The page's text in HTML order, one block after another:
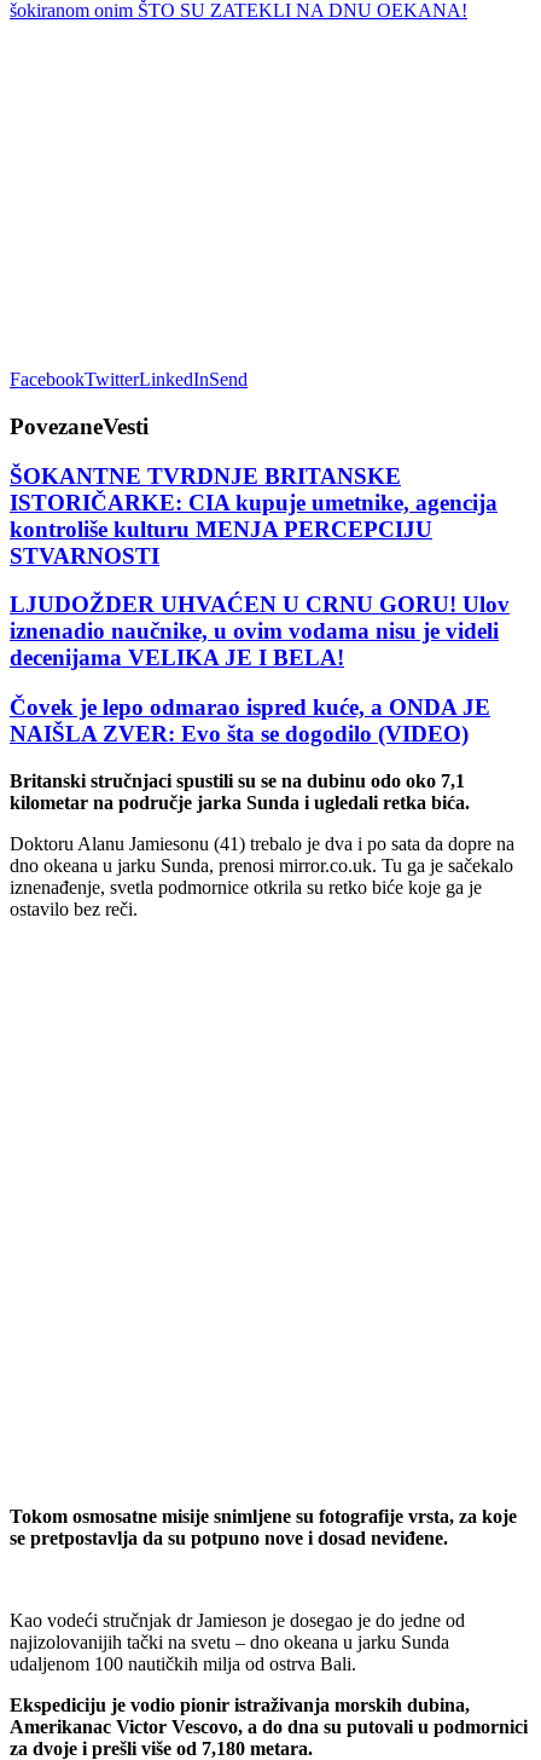
FacebookTwitterLinkedInSend
PovezaneVesti
ŠOKANTNE TVRDNJE BRITANSKE
ISTORIČARKE: CIA kupuje umetnike, agencija
kontroliše kulturu MENJA PERCEPCIJU
STVARNOSTI
LJUDOŽDER UHVAĆEN U CRNU GORU! Ulov
iznenadio naučnike, u ovim vodama nisu je videli
decenijama VELIKA JE I BELA!
Čovek je lepo odmarao ispred kuće, a ONDA JE
NAIŠLA ZVER: Evo šta se dogodilo (VIDEO)
Britanski stručnjaci spustili su se na dubinu odo oko 7,1
kilometar na područje jarka Sunda i ugledali retka bića.
Doktoru Alanu Jamiesonu (41) trebalo je dva i po sata da dopre na
dno okeana u jarku Sunda, prenosi mirror.co.uk. Tu ga je sačekalo
iznenađenje, svetla podmornice otkrila su retko biće koje ga je
ostavilo bez reči.
Tokom osmosatne misije snimljene su fotografije vrsta, za koje
se pretpostavlja da su potpuno nove i dosad neviđene.
Kao vodeći stručnjak dr Jamieson je dosegao je do jedne od
najizolovanijih tački na svetu – dno okeana u jarku Sunda
udaljenom 100 nautičkih milja od ostrva Bali.
Ekspediciju je vodio pionir istraživanja morskih dubina,
Amerikanac Victor Vescovo, a do dna su putovali u podmornici
za dvoje i prešli više od 7,180 metara.